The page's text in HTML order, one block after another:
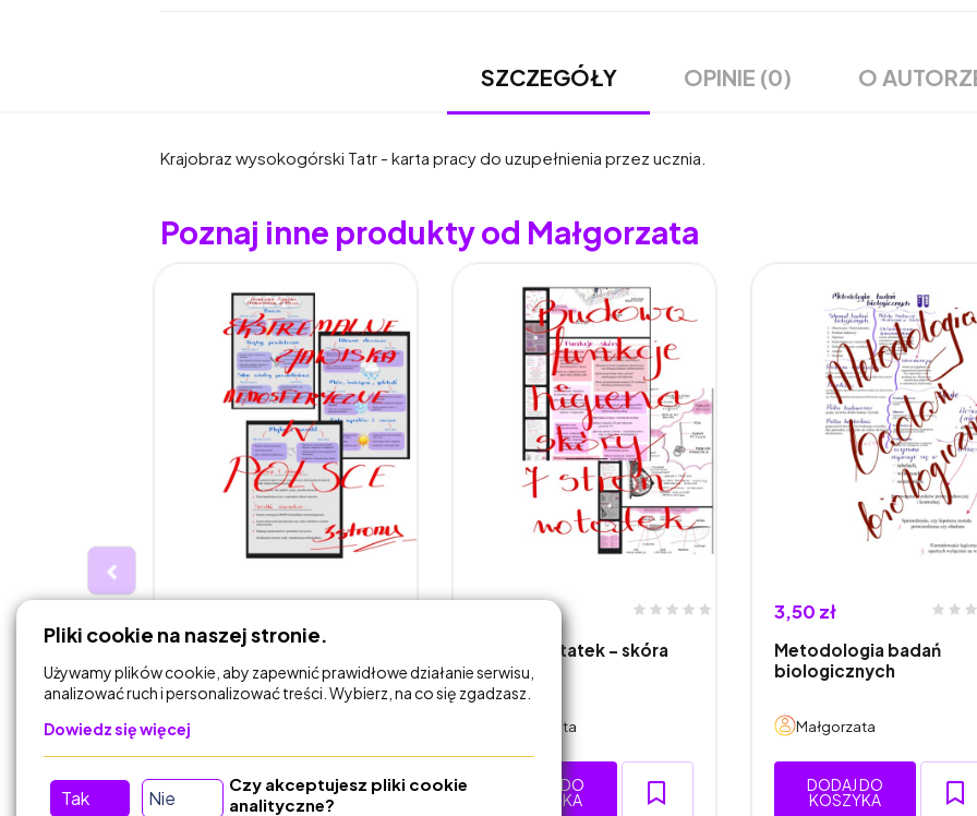
SZCZEGÓŁY OPINIE (0) O
Krajobraz wysokogórski Tatr - karta pracy do uzupełnienia przez ucznia.
Poznaj inne produkty od Małgorzata
Ekstremalne zjawiska
atmosferyczne w Polsce
- nota…
DODAJ DO
KOSZYKA
7 stron notatek - skóra
Małgorzata
DODAJ DO
KOSZYKA
3,50 zł
Metodologia badań
biologicznych
Małgorzata
DODAJ DO
KOSZYKA
Pliki cookie na naszej stronie.
Używamy plików cookie, aby zapewnić prawidłowe działanie serwisu,
analizować ruch i personalizować treści. Wybierz, na co się zgadzasz.
Dowiedz się więcej
Tak Nie
Czy akceptujesz pliki cookie
analityczne?